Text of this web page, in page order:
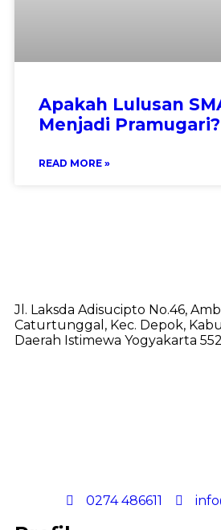
Apakah Lulusan
Menjadi Pramugari?
READ MORE »
Jl. Laksda Adisucipto No.46,
Caturtunggal, Kec. Depok,
Daerah Istimewa Yogyakarta
0274 486611